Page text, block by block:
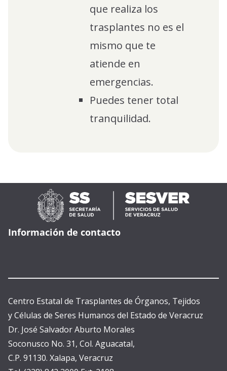
que realiza los
trasplantes no es el
mismo que te
atiende en
emergencias.
Puedes tener total
tranquilidad.
Información de contacto
Centro Estatal de Trasplantes de Órganos, Tejidos
y Células de Seres Humanos del Estado de Veracruz
Dr. José Salvador Aburto Morales
Soconusco No. 31, Col. Aguacatal,
C.P. 91130. Xalapa, Veracruz